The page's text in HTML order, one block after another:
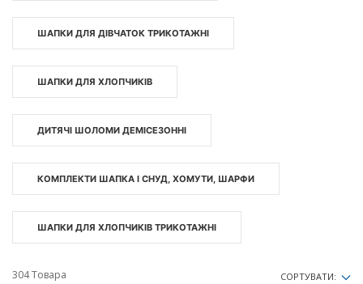
ШАПКИ ДЛЯ ДІВЧАТОК ТРИКОТАЖНІ
ШАПКИ ДЛЯ ХЛОПЧИКІВ
ДИТЯЧІ ШОЛОМИ ДЕМІСЕЗОННІ
КОМПЛЕКТИ ШАПКА І СНУД, ХОМУТИ, ШАРФИ
ШАПКИ ДЛЯ ХЛОПЧИКІВ ТРИКОТАЖНІ
304 Товара СОРТУВАТИ: